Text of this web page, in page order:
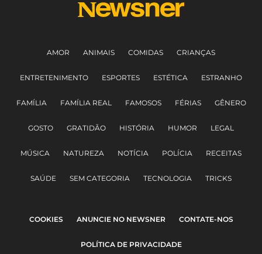
AMOR ANIMAIS COMIDAS CRIANÇAS
ENTRETENIMENTO ESPORTES ESTÉTICA ESTRANHO
FAMÍLIA FAMÍLIA REAL FAMOSOS FÉRIAS GÊNERO
GOSTO GRATIDÃO HISTÓRIA HUMOR LEGAL
MÚSICA NATUREZA NOTÍCIA POLÍCIA RECEITAS
SAÚDE SEM CATEGORIA TECNOLOGIA TRICKS
COOKIES ANUNCIE NO NEWSNER CONTATE-NOS
POLÍTICA DE PRIVACIDADE